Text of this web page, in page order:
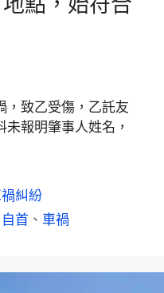
點，始符合
，致乙受傷，乙託友
報明肇事人姓名，
糾紛
自首 、車禍